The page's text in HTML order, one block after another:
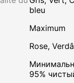
bleu
Maximum
Rose,
Минимальное количество изъянов - 90-
95%